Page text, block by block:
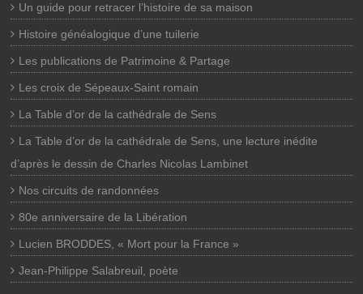
Un guide pour retracer l’histoire de sa maison
Histoire généalogique d’une tuilerie
Les publications de Patrimoine & Partage
Les croix de Sépeaux-Saint romain
La Table d’or de la cathédrale de Sens
La Table d’or de la cathédrale de Sens, une lecture inédite
d’après le dessin de Charles Nicolas Lambinet
Nos circuits de randonnées
80e anniversaire de la Libération
Lucien BRODDES, « Mort pour la France »
Jean-Philippe Salabreuil, poète